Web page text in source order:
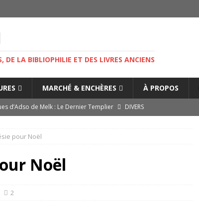
DE LA BIBLIOPHILIE ET DES LIVRES ANCIENS
MARCHÉ & ENCHÈRES À PROPOS
d’Adso de Melk : Le Dernier Templier
DIVERS
: le vendeur, l’expert et la plateforme… comment s’y
cliniques de l’IGLI : la libido possidendi, ou jusqu’où aller pour
DE L'IGLI
pour Noël
Noël
2